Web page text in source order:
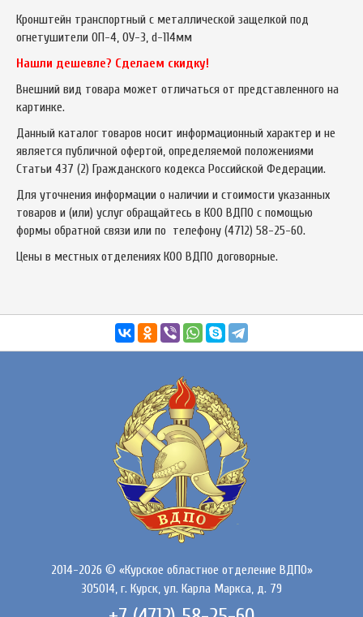
Кронштейн транспортный с металлической защелкой под
огнетушители ОП-4, ОУ-3, d-114мм
Нашли дешевле? Сделаем скидку!
Внешний вид товара может отличаться от представленного на
картинке.
Данный каталог товаров носит информационный характер и не
является публичной офертой, определяемой положениями
Статьи 437 (2) Гражданского кодекса Российской Федерации.
Для уточнения информации о наличии и стоимости указанных
товаров и (или) услуг обращайтесь в КОО ВДПО с помощью
формы обратной связи или по телефону (4712) 58-25-60.
Цены в местных отделениях КОО ВДПО договорные.
2014-2026 © «Курское областное отделение ВДПО»
305014, г. Курск, ул. Карла Маркса, д. 79